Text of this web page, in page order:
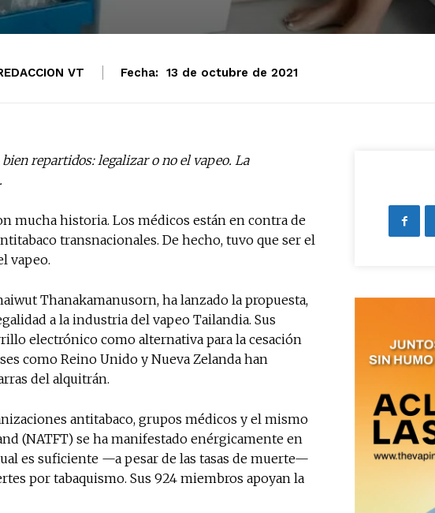
No te pierdas de las últimas
noticias
noticias del vapeo y la reducción de daños en tu correo
electrónico.
Subscribe to our daily clipping and receive all the news
of vaping and tobacco harm reduction in your email.
SUBSCRIBIRSE
VT Fecha: 13 de octubre de 2021
repartidos: legalizar o no el vapeo. La
mucha historia. Los médicos están en contra de
transnacionales. De hecho, tuvo que ser el
vapeo.
Thanakamanusorn, ha lanzado la propuesta,
a la industria del vapeo Tailandia. Sus
electrónico como alternativa para la cesación
como Reino Unido y Nueva Zelanda han
del alquitrán.
antitabaco, grupos médicos y el mismo
(NATFT) se ha manifestado enérgicamente en
es suficiente —a pesar de las tasas de muerte—
por tabaquismo. Sus 924 miembros apoyan la